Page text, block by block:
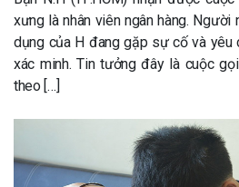
xưng là nhân viên ngân hàng. Người
dụng của H đang gặp sự cố và yêu
xác minh. Tin tưởng đây là cuộc
theo […]